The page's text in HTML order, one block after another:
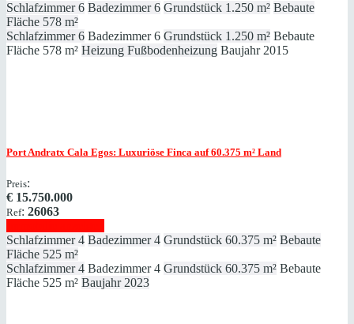
Schlafzimmer 6 Badezimmer 6 Grundstück 1.250 m² Bebaute
Fläche 578 m²
Schlafzimmer 6 Badezimmer 6 Grundstück 1.250 m² Bebaute
Fläche 578 m² Heizung Fußbodenheizung Baujahr 2015
Port Andratx Cala Egos: Luxuriöse Finca auf 60.375 ​​​​​​​m² Land
Preis:
€ 15.750.000
Ref: 26063
Schlafzimmer 4 Badezimmer 4 Grundstück 60.375 m² Bebaute
Fläche 525 m²
Schlafzimmer 4 Badezimmer 4 Grundstück 60.375 m² Bebaute
Fläche 525 m² Baujahr 2023